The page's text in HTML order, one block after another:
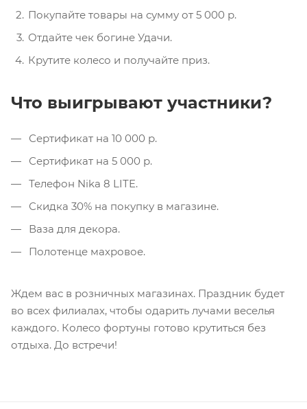
Покупайте товары на сумму от 5 000 р.
Отдайте чек богине Удачи.
Крутите колесо и получайте приз.
Что выигрывают участники?
Сертификат на 10 000 р.
Сертификат на 5 000 р.
Телефон Nika 8 LITE.
Скидка 30% на покупку в магазине.
Ваза для декора.
Полотенце махровое.
Ждем вас в розничных магазинах. Праздник будет
во всех филиалах, чтобы одарить лучами веселья
каждого. Колесо фортуны готово крутиться без
отдыха. До встречи!